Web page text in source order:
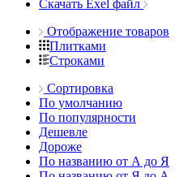
Скачать Exel файл
Отображение товаров
Плитками
Строками
Сортировка
По умолчанию
По популярности
Дешевле
Дороже
По названию от А до Я